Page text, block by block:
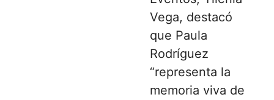
Vega, destacó
que Paula
Rodríguez
“representa la
memoria viva de